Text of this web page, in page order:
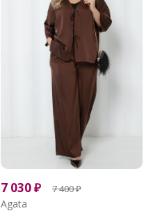
7 030₽ 7 400₽
Agata